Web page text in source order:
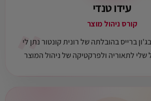
״
עידו טנדי
קורס ניהול מוצר
ברייס בהובלתה של רונית קונטור נתן לי
שלי לתאוריה ולפרקטיקה של ניהול המוצר